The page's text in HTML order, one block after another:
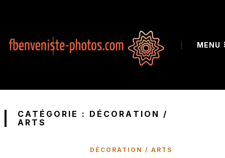
MENU
CATÉGORIE : DÉCORATION /
ARTS
DÉCORATION / ARTS